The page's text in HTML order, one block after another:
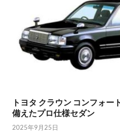
トヨタ クラウン コンフォ
備えたプロ仕様セダン
2025年9月25日